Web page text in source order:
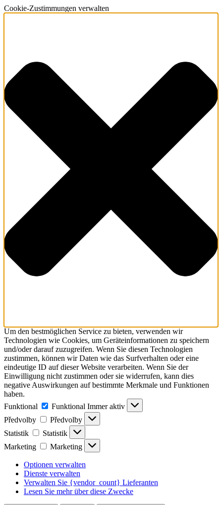
Cookie-Zustimmungen verwalten
Um den bestmöglichen Service zu bieten, verwenden wir
Technologien wie Cookies, um Geräteinformationen zu speichern
und/oder darauf zuzugreifen. Wenn Sie diesen Technologien
zustimmen, können wir Daten wie das Surfverhalten oder eine
eindeutige ID auf dieser Website verarbeiten. Wenn Sie der
Einwilligung nicht zustimmen oder sie widerrufen, kann dies
negative Auswirkungen auf bestimmte Merkmale und Funktionen
haben.
Funktional
Funktional Immer aktiv
Předvolby
Předvolby
Statistik
Statistik
Marketing
Marketing
Optionen verwalten
Dienste verwalten
Verwalten Sie {vendor_count} Lieferanten
Lesen Sie mehr über diese Zwecke